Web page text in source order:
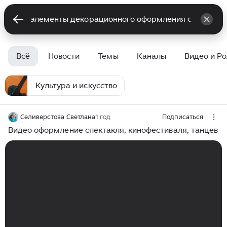
Всё Новости Темы Каналы Видео и
Культура и искусство
Селиверстова Светлана1 год Подписаться
Видео оформление спектакля, кинофестиваля, танцев